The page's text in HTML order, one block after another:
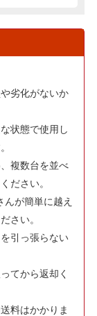
劣化がないか
状態で使用し
複数台を並べ
ださい。
が簡単に越え
さい。
引っ張らない
てから返却く
料はかかりま